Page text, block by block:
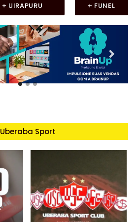
+ UIRAPURU + FUNEL
Uberaba Sport